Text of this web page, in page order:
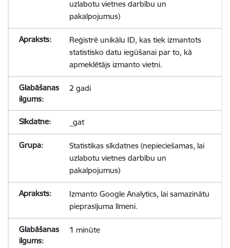
uzlabotu vietnes darbību un
pakalpojumus)
Reģistrē unikālu ID, kas tiek izmantots
statistisko datu iegūšanai par to, kā
apmeklētājs izmanto vietni.
2 gadi
_gat
Statistikas sīkdatnes (nepieciešamas, lai
uzlabotu vietnes darbību un
pakalpojumus)
Izmanto Google Analytics, lai samazinātu
pieprasījuma līmeni.
1 minūte